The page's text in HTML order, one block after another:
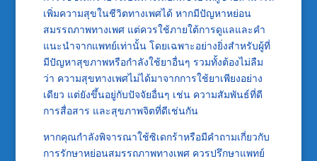
เพิ่มความสุขในชีวิตทางเพศได้ หากมีปัญหาหย่อน
สมรรถภาพทางเพศ แต่ควรใช้ภายใต้การดูแลและคำ
แนะนำจากแพทย์เท่านั้น โดยเฉพาะอย่างยิ่งสำหรับผู้ที่
มีปัญหาสุขภาพหรือกำลังใช้ยาอื่นๆ รวมทั้งต้องไม่ลืม
ว่า ความสุขทางเพศไม่ได้มาจากการใช้ยาเพียงอย่าง
เดียว แต่ยังขึ้นอยู่กับปัจจัยอื่นๆ เช่น ความสัมพันธ์ที่ดี
การสื่อสาร และสุขภาพจิตที่ดีเช่นกัน
หากคุณกำลังพิจารณาใช้ซิเดกร้าหรือมีคำถามเกี่ยวกับ
การรักษาหย่อนสมรรถภาพทางเพศ ควรปรึกษาแพทย์